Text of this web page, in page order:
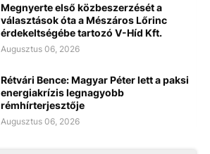
Megnyerte első közbeszerzését a
választások óta a Mészáros Lőrinc
érdekeltségébe tartozó V-Híd Kft.
Augusztus 06, 2026
Rétvári Bence: Magyar Péter lett a paksi
energiakrízis legnagyobb
rémhírterjesztője
Augusztus 06, 2026